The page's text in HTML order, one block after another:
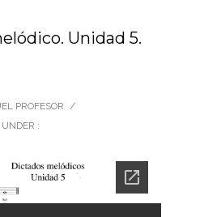
Unidad 5.
PROFESOR /
UNDER :